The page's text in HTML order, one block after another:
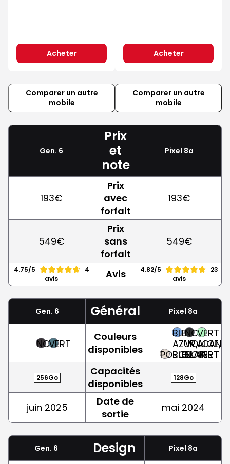
Acheter Acheter
Comparer un autre
mobile
Comparer un autre
mobile
Gen. 6
Prix
et
note
Pixel 8a
193€
Prix
avec
forfait
193€
549€
Prix
sans
forfait
549€
4.75/5
4
avis
Avis 4.82/5
23
avis
Gen. 6 Général Pixel 8a
NOIRVERT
Couleurs
disponibles
PORCELAINE
BLEU
AZUR,
BLEU
NOIR
NOIR
VERT
ALOE,
VERT
256Go
Capacités
disponibles
128Go
juin 2025
Date de
sortie
mai 2024
Gen. 6 Design Pixel 8a